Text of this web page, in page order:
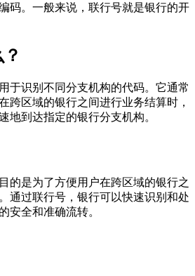
码。一般来说，联行号就是银行的开
于识别不同分支机构的代码。它通常
跨区域的银行之间进行业务结算时，
地到达指定的银行分支机构。
的是为了方便用户在跨区域的银行之
通过联行号，银行可以快速识别和处
安全和准确流转。